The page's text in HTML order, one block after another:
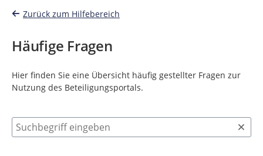
Zurück zum Hilfebereich
Häufige Fragen
Hier finden Sie eine Übersicht häufig gestellter Fragen zur
Nutzung des Beteiligungsportals.
Suchbegriff eingeben